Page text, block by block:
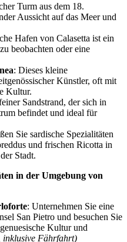
Turm aus dem 18.
Aussicht auf das Meer und
Hafen von Calasetta ist ein
beobachten oder eine
: Dieses kleine
Künstler, oft mit
Kultur.
Sandstrand, der sich in
befindet und ideal für
Sie sardische Spezialitäten
und frischen Ricotta in
Stadt.
in der Umgebung von
: Unternehmen Sie eine
San Pietro und besuchen Sie
Kultur und
inklusive Fährfahrt)